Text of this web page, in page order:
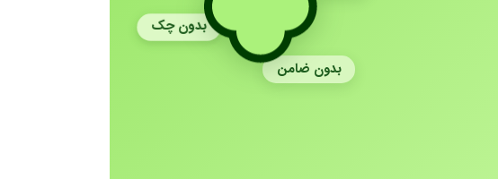
بدون چک
بدون ضامن